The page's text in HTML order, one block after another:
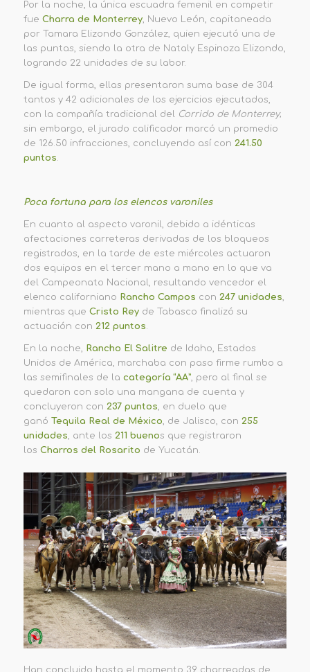
Por la noche, la única escuadra femenil en competir
fue Charra de Monterrey, Nuevo León, capitaneada
por Tamara Elizondo González, quien ejecutó una de
las puntas, siendo la otra de Nataly Espinoza Elizondo,
logrando 22 unidades de su labor.
De igual forma, ellas presentaron suma base de 304
tantos y 42 adicionales de los ejercicios ejecutados,
con la compañía tradicional del
Corrido de Monterrey;
sin embargo, el jurado calificador marcó un promedio
de 126.50 infracciones, concluyendo así con 241.50
puntos
Poca fortuna para los elencos varoniles
En cuanto al aspecto varonil, debido a idénticas
afectaciones carreteras derivadas de los bloqueos
registrados, en la tarde de este miércoles actuaron
dos equipos en el tercer mano a mano en lo que va
del Campeonato Nacional, resultando vencedor el
elenco californiano Rancho Campos con 247 unidades,
mientras que Cristo Reyde Tabasco finalizó su
actuación con 212 puntos.
En la noche, Rancho El Salitre de Idaho, Estados
Unidos de América, marchaba con paso firme rumbo a
las semifinales de la categoría “AA”, pero al final se
quedaron con solo una mangana de cuenta y
concluyeron con 237 puntos, en duelo que
ganó Tequila Real de México, de Jalisco, con 255
unidades, ante los 211 buenos que registraron
los Charros del Rosarito de Yucatán.
Han concluido hasta el momento 39 charreadas de